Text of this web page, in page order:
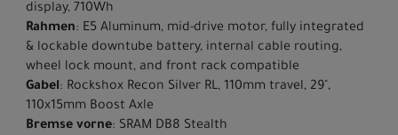
display, 710Wh
Rahmen: E5 Aluminum, mid-drive motor, fully integrated
& lockable downtube battery, internal cable routing,
wheel lock mount, and front rack compatible
Gabel: Rockshox Recon Silver RL, 110mm travel, 29",
110x15mm Boost Axle
Bremse vorne: SRAM DB8 Stealth